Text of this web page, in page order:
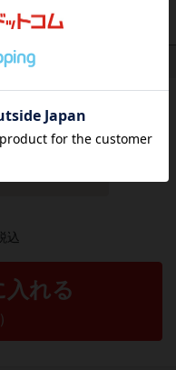
らえませんか？
込
入れる